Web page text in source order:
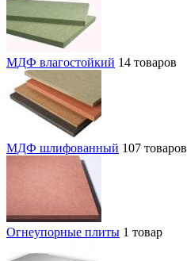
МДФ влагостойкий 14 товаров
МДФ шлифованный 107 товаров
Огнеупорные плиты 1 товар